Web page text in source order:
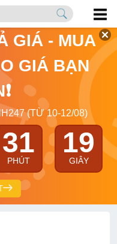
GIÁ - MUA
GIÁ BẠN
(TỪ 10-12/08)
31
PHÚT
18
GIÂY